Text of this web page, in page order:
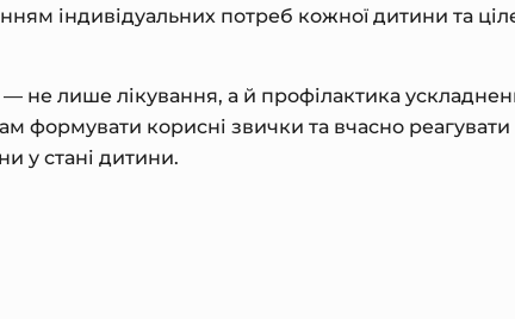
індивідуальних потреб кожної дитини та
не лише лікування, а й профілактика
формувати корисні звички та вчасно реагувати
у стані дитини.